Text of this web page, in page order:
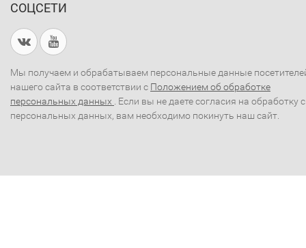
СОЦСЕТИ
Мы получаем и обрабатываем персональные данные
нашего сайта в соответствии с Положением об обработке
персональных данных . Если вы не даете согласия на обработку
персональных данных, вам необходимо покинуть наш сайт.